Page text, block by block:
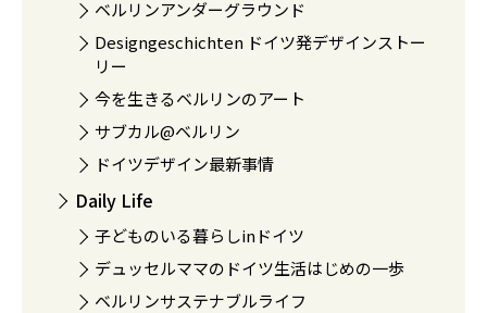
ベルリンアンダーグラウンド
Designgeschichten ドイツ発デザインストー
リー
今を生きるベルリンのアート
サブカル@ベルリン
ドイツデザイン最新事情
Daily Life
子どものいる暮らしinドイツ
デュッセルママのドイツ生活はじめの一歩
ベルリンサステナブルライフ